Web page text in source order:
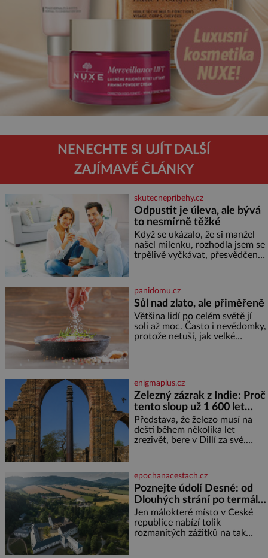
NENECHTE SI UJÍT DALŠÍ
ZAJÍMAVÉ ČLÁNKY
skutecnepribehy.cz
Odpustit je úleva, ale bývá
to nesmírně těžké
Když se ukázalo, že si manžel
našel milenku, rozhodla jsem se
trpělivě vyčkávat, přesvědčena,
nejtěžších věcí na světě. Ale
každý, kdo s tím má nějaké
zkušenosti, se zapřísahá, že
pokud odpustíte, znatelně se
vám uleví. Když se ke mně
doneslo, že si manžel pořídil
panidomu.cz
Sůl nad zlato, ale přiměřeně
Většina lidí po celém světě jí
soli až moc. Často i nevědomky,
protože netuší, jak velké
sladkých. Sůl je zdravá Ale v
ani ne třetinovém množství, než
je pro většinu populace běžné.
Její základní složky– sodík a
chlór – jsou zásadní pro
správné hospodaření
enigmaplus.cz
Železný zázrak z Indie: Proč
tento sloup už 1 600 let
nezná rez?
Představa, že železo musí na
dešti během několika let
zrezivět, bere v Dillí za své.
železný sloup, který už přibližně
1 600 let odolává počasí
epochanacestach.cz
Poznejte údolí Desné: od
Dlouhých strání po termální
prameny
Jen málokteré místo v České
republice nabízí tolik
rozmanitých zážitků na tak